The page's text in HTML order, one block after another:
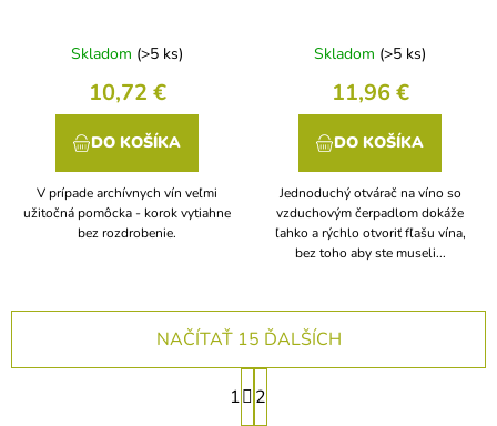
Skladom (>5 ks)
10,72 €
DO KOŠÍKA
V prípade archívnych vín veľmi
užitočná pomôcka - korok vytiahne
bez rozdrobenie.
Skladom (>5 ks)
11,96 €
DO KOŠÍKA
Jednoduchý otvárač na víno so
vzduchovým čerpadlom dokáže
ľahko a rýchlo otvoriť fľašu vína,
bez toho aby ste museli...
NAČÍTAŤ 15 ĎALŠÍCH
S
t
1 2